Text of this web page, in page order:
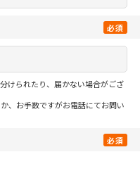
必須
けられたり、届かない場合がござ
、お手数ですがお電話にてお問い
必須